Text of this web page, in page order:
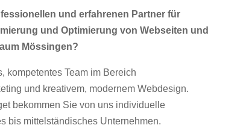
und erfahrenen Partner für
und Optimierung von Webseiten und
Mössingen?
kompetentes Team im Bereich
und kreativem, modernem Webdesign.
bekommen Sie von uns individuelle
bis mittelständisches Unternehmen.